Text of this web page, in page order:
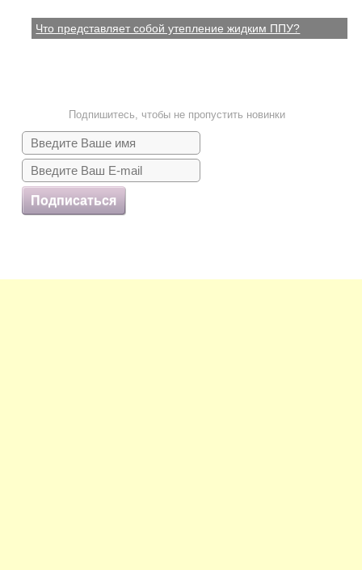
Что представляет собой утепление жидким ППУ?
Подпишитесь, чтобы не пропустить новинки
Подписаться